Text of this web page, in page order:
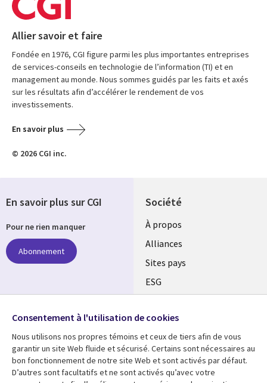
Allier savoir et faire
Fondée en 1976, CGI figure parmi les plus importantes entreprises
de services-conseils en technologie de l’information (TI) et en
management au monde. Nous sommes guidés par les faits et axés
sur les résultats afin d’accélérer le rendement de vos
investissements.
En savoir plus
© 2026 CGI inc.
Société
À propos
Alliances
Sites pays
ESG
Fusions
Salle de presse
En savoir plus sur CGI
Pour ne rien manquer
Abonnement
Suivez-nous
Social
Media
Global
FR
Consentement à l'utilisation de cookies
Nous utilisons nos propres témoins et ceux de tiers afin de vous
garantir un site Web fluide et sécurisé. Certains sont nécessaires au
bon fonctionnement de notre site Web et sont activés par défaut.
D’autres sont facultatifs et ne sont activés qu’avec votre